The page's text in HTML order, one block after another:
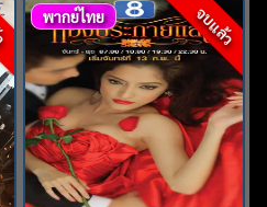
จบแล้ว
พากย์ไทย